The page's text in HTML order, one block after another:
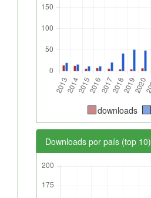
downloads
Downloads por país (top 10)